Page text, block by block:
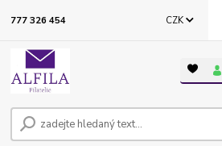
CZK
777 326 454